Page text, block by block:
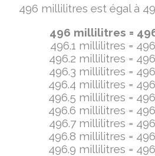
496 millilitres est égal à
496 millilitres =
496.1 millilitres =
496.2 millilitres =
496.3 millilitres =
496.4 millilitres =
496.5 millilitres =
496.6 millilitres =
496.7 millilitres =
496.8 millilitres =
496.9 millilitres =